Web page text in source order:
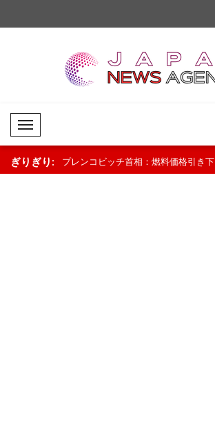
Mobil Menü
ぎりぎり:
価格引き下 WHO：チャドで地域に根ざしたアプロ